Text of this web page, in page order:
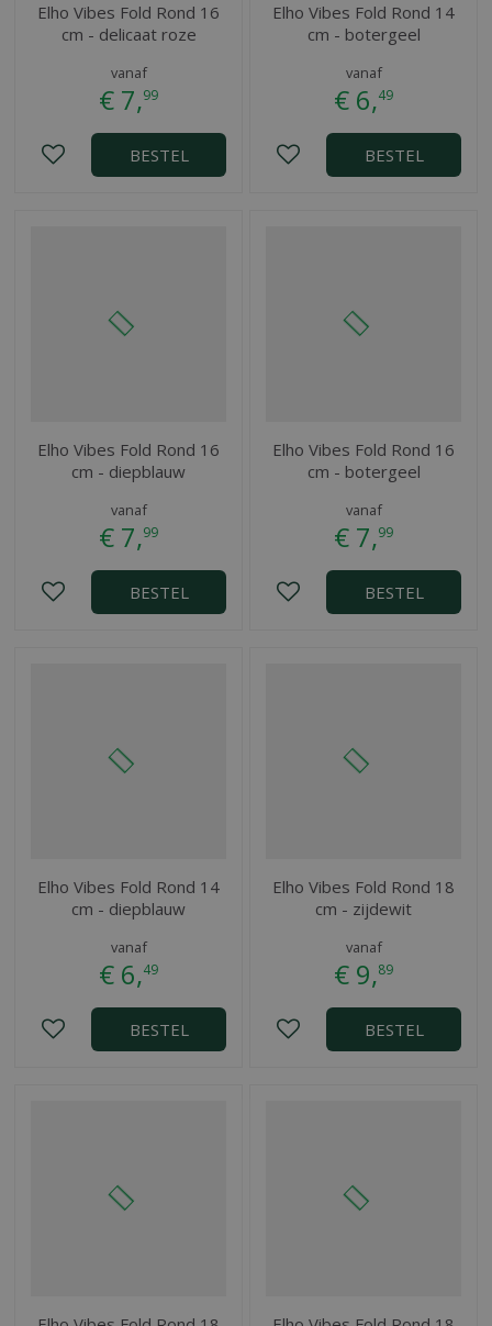
Elho Vibes Fold Rond 16
cm - delicaat roze
vanaf
€ 7,99
BESTEL
Elho Vibes Fold Rond 14
cm - botergeel
vanaf
€ 6,49
BESTEL
Elho Vibes Fold Rond 16
cm - diepblauw
vanaf
€ 7,99
BESTEL
Elho Vibes Fold Rond 16
cm - botergeel
vanaf
€ 7,99
BESTEL
Elho Vibes Fold Rond 14
cm - diepblauw
vanaf
€ 6,49
BESTEL
Elho Vibes Fold Rond 18
cm - zijdewit
vanaf
€ 9,89
BESTEL